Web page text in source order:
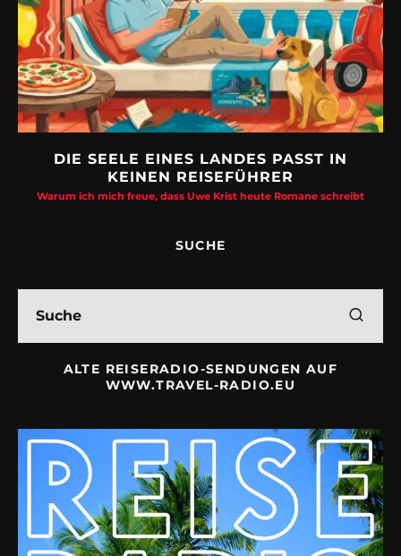
DIE SEELE EINES LANDES PASST IN
KEINEN REISEFÜHRER
Warum ich mich freue, dass Uwe Krist heute Romane schreibt
SUCHE
ALTE REISERADIO-SENDUNGEN AUF
WWW.TRAVEL-RADIO.EU